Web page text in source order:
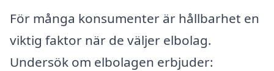
För många konsumenter är hållbarhet en
viktig faktor när de väljer elbolag.
Undersök om elbolagen erbjuder: